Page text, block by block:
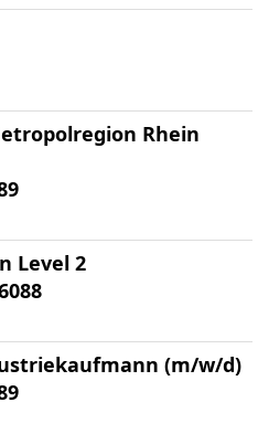
Rhein
Level 2
(m/w/d)